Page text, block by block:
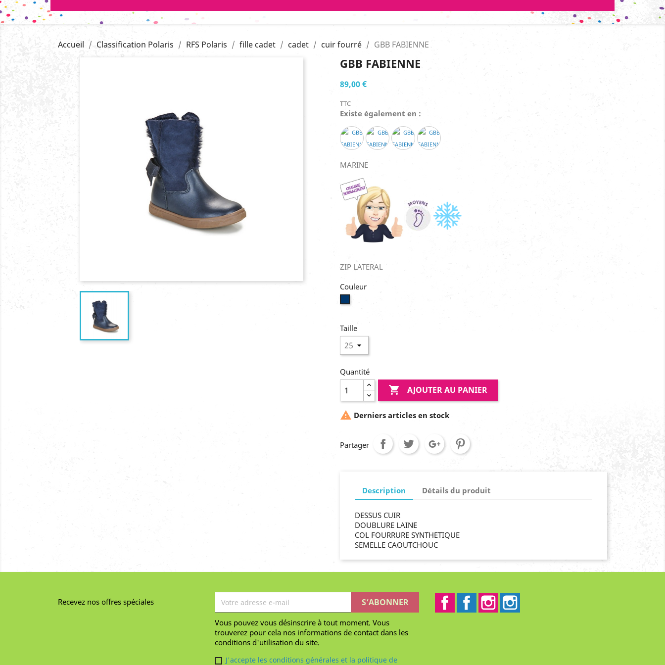
Accueil Classification Polaris RFS Polaris fille cadet cadet cuir fourré GBB FABIENNE
GBB FABIENNE
89,00 €
TTC
Existe également en :
MARINE
ZIP LATERAL
Couleur
Taille
Quantité
 AJOUTER AU PANIER
 Derniers articles en stock
Partager
Description Détails du produit
DESSUS CUIR
DOUBLURE LAINE
COL FOURRURE SYNTHETIQUE
SEMELLE CAOUTCHOUC
Recevez nos offres spéciales
Vous pouvez vous désinscrire à tout moment. Vous
trouverez pour cela nos informations de contact dans les
conditions d'utilisation du site.
J'accepte les conditions générales et la politique de
FacebookFacebook2Instagram